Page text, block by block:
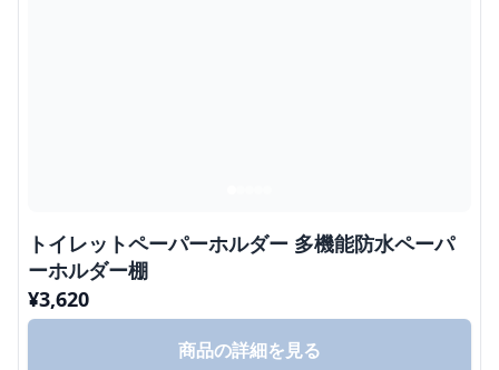
トイレットペーパーホルダー 多機能防水ペーパ
ーホルダー棚
¥3,620
商品の詳細を見る